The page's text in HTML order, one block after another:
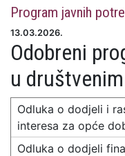
Program javnih
13.03.2026.
Odobreni
u
Odluka o dodjeli i
interesa za opće
Odluka o dodjeli